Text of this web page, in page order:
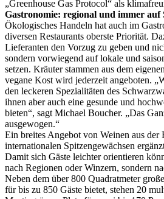
„Greenhouse Gas Protocol“ als
Gastronomie: regional und immer auf
Ökologisches Handeln hat auch im
diversen Restaurants oberste Priorität.
Lieferanten den Vorzug zu geben und
sondern vorwiegend auf lokale und
setzen. Kräuter stammen aus dem
vegane Kost wird jederzeit angeboten.
den leckeren Spezialitäten des
ihnen aber auch eine gesunde und
bieten“, sagt Michael Boucher. „Das
ausgewogen.“
Ein breites Angebot von Weinen aus der
internationalen Spitzengewächsen
Damit sich Gäste leichter orientieren
nach Regionen oder Winzern, sondern
Neben dem über 800 Quadratmeter
für bis zu 850 Gäste bietet, stehen 20